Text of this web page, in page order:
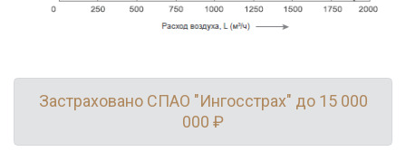
Застраховано СПАО "Ингосстрах" до 15 000
000 ₽